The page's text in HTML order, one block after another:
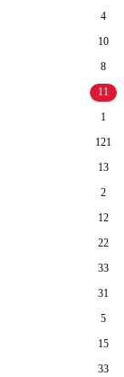
4
10
8
11
1
121
13
2
12
22
33
31
5
15
33